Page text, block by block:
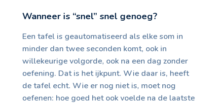
Wanneer is “snel” snel genoeg?
Een tafel is geautomatiseerd als elke som in
minder dan twee seconden komt, ook in
willekeurige volgorde, ook na een dag zonder
oefening. Dat is het ijkpunt. Wie daar is, heeft
de tafel echt. Wie er nog niet is, moet nog
oefenen: hoe goed het ook voelde na de laatste